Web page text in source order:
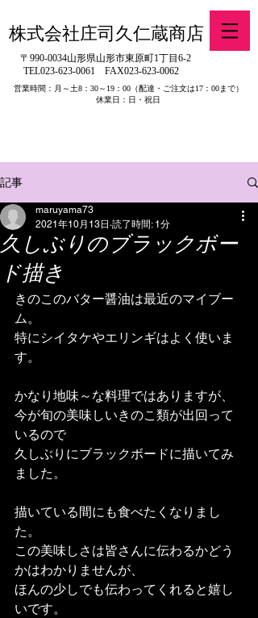
株式会社庄司久仁蔵商店
〒990-0034山形県山形市東原町1丁目6-2
TEL023-623-0061 FAX023-623-0062
営業時間：月～土8：30～19：00（配達・ご注文は17：00まで）
休業日：日・祝日
記事
久しぶりのブラックボー
ド描き
maruyama73
2021年10月13日 読了時間: 1分
きのこのバター醤油は最近のマイブー
ム。
特にシイタケやエリンギはよく使いま
す。
かなり地味～な料理ではありますが、
今が旬の美味しいきのこ類が出回って
いるので
久しぶりにブラックボードに描いてみ
ました。
描いている間にも食べたくなりまし
た。
この美味しさは皆さんに伝わるかどう
かはわかりませんが、
ほんの少しでも伝わってくれると嬉し
いです。